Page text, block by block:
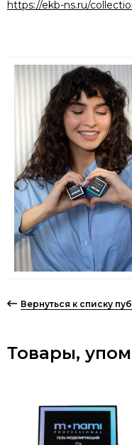
https://ekb-ns.ru/
Вернуться к списку
Товары,